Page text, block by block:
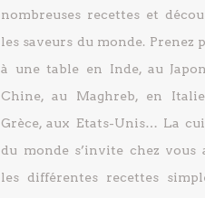
nombreuses recettes et
les saveurs du monde. Prenez
à une table en Inde, au
Chine, au Maghreb, en
Grèce, aux Etats-Unis… La
du monde s’invite chez vous
les différentes recettes